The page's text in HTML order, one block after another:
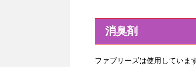
消臭剤
ファブリーズは使用していま